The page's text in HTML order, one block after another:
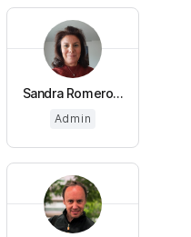
Sandra Romero...
Admin